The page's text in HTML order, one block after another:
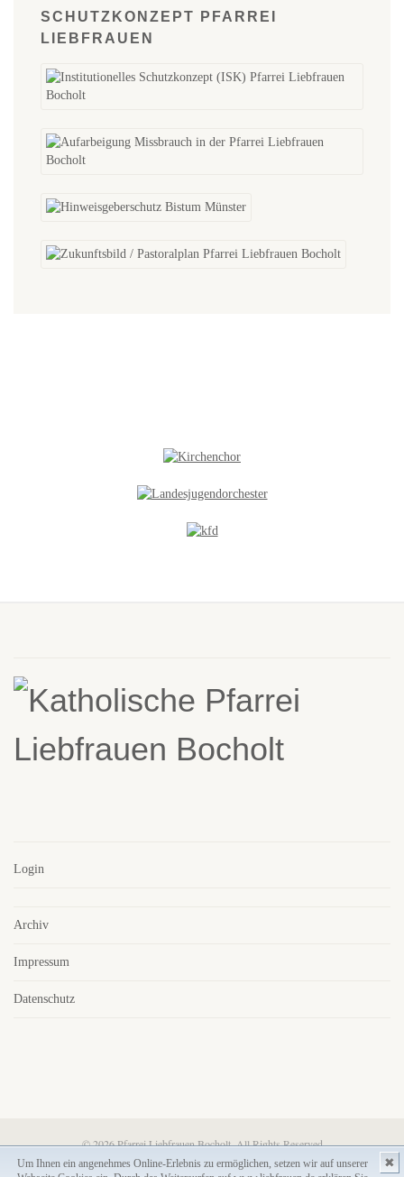
SCHUTZKONZEPT PFARREI
LIEBFRAUEN
Login
Archiv
Impressum
Datenschutz
© 2026 Pfarrei Liebfrauen Bocholt. All Rights Reserved
Um Ihnen ein angenehmes Online-Erlebnis zu ermöglichen, setzen wir auf unserer
✖